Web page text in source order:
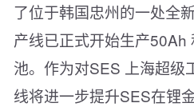
了位于韩国忠州的一处全
产线已正式开始生产50Ah
池。作为对SES 上海超级
线将进一步提升SES在锂